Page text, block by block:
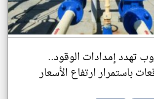
تهدد إمدادات الوقود..
باستمرار ارتفاع الأسعار